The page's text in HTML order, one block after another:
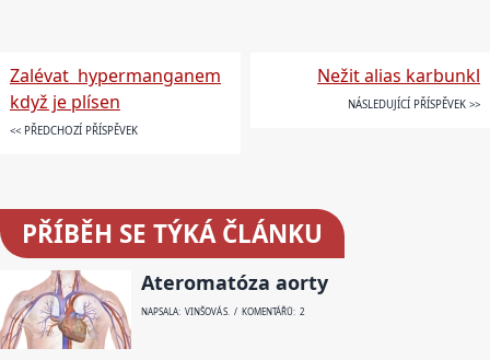
Zalévat hypermanganem
když je plísen
<< PŘEDCHOZÍ PŘÍSPĚVEK
Nežit alias karbunkl
NÁSLEDUJÍCÍ PŘÍSPĚVEK >>
PŘÍBĚH SE TÝKÁ ČLÁNKU
Ateromatóza aorty
NAPSALA: VINŠOVÁ S. / KOMENTÁŘŮ: 2